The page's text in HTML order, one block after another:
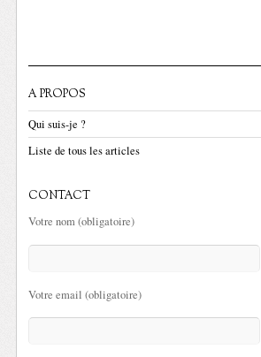
A PROPOS
Qui suis-je ?
Liste de tous les articles
CONTACT
Votre nom (obligatoire)
Votre email (obligatoire)